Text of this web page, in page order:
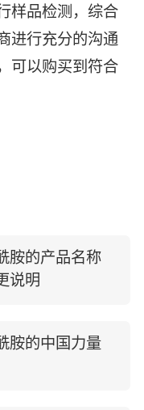
样品检测，综合
进行充分的沟通
可以购买到符合
胺的产品名称
说明
胺的中国力量